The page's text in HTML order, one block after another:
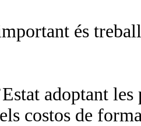
és
adoptant
costos de